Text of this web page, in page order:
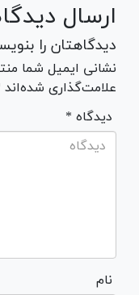
ارسال
دیدگاهتان را
نشانی ایمیل شما
علامت‌گذاری شده‌اند
* دیدگاه
نام